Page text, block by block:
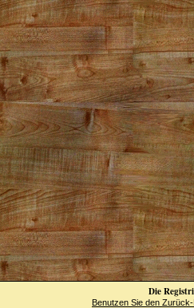
Die
Benutzen Sie den